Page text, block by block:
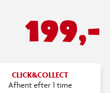
199,-
CLICK&COLLECT
Afhent efter 1 time